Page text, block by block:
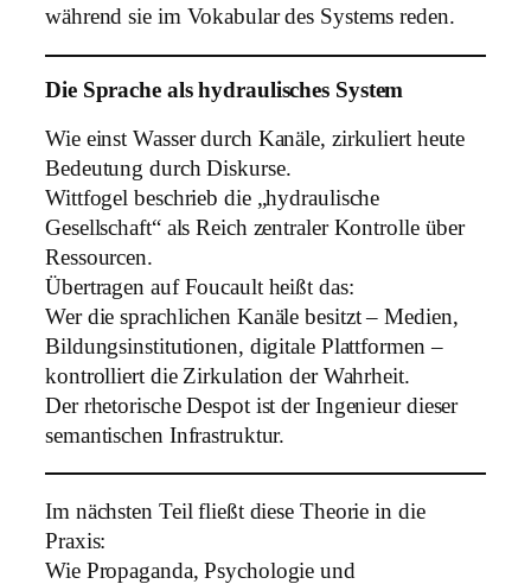
während sie im Vokabular des Systems reden.
Die Sprache als hydraulisches System
Wie einst Wasser durch Kanäle, zirkuliert heute
Bedeutung durch Diskurse.
Wittfogel beschrieb die „hydraulische
Gesellschaft“ als Reich zentraler Kontrolle über
Ressourcen.
Übertragen auf Foucault heißt das:
Wer die sprachlichen Kanäle besitzt – Medien,
Bildungsinstitutionen, digitale Plattformen –
kontrolliert die Zirkulation der Wahrheit.
Der rhetorische Despot ist der Ingenieur dieser
semantischen Infrastruktur.
Im nächsten Teil fließt diese Theorie in die
Praxis:
Wie Propaganda, Psychologie und